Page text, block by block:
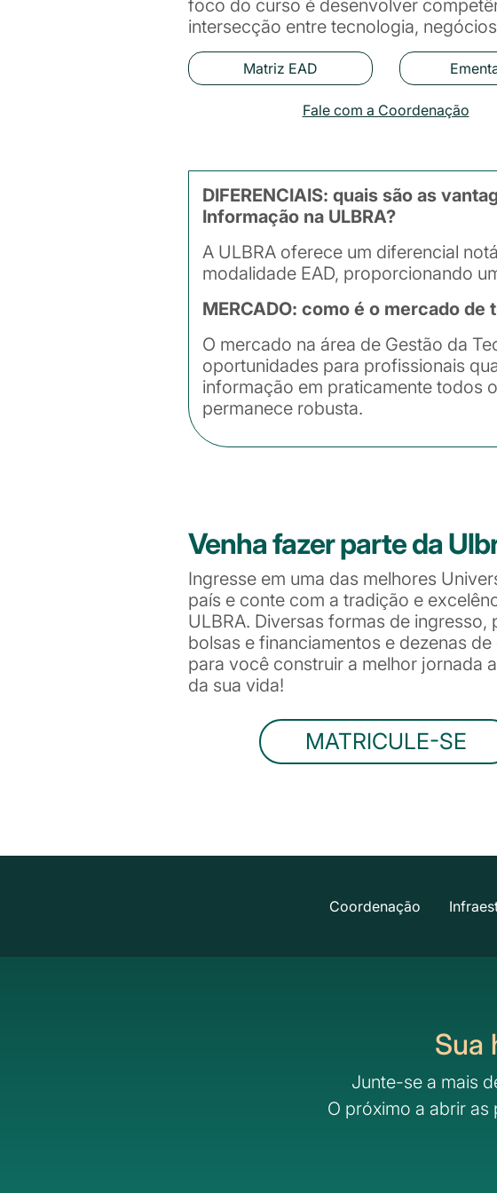
foco do curso é desenvolver
intersecção entre tecnologia,
Matriz EAD
Fale com a Coordenação
DIFERENCIAIS: quais são as
Informação na ULBRA?
A ULBRA oferece um diferencial
modalidade EAD, proporcionando
MERCADO: como é o mercado
O mercado na área de Gestão da
oportunidades para profissionais
informação em praticamente todos
permanece robusta.
Venha fazer parte da
Ingresse em uma das melhores
país e conte com a tradição e
ULBRA. Diversas formas de ingresso,
bolsas e financiamentos e dezenas de
para você construir a melhor jornada
da sua vida!
MATRICULE-SE
Coordenação
Sua
Junte-se a mais
O próximo a abrir